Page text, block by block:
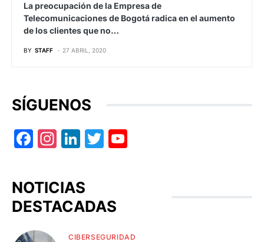
La preocupación de la Empresa de
Telecomunicaciones de Bogotá radica en el aumento
de los clientes que no…
BY STAFF 27 ABRIL, 2020
SÍGUENOS
Facebook
Instagram
LinkedIn
Twitter
NOTICIAS
DESTACADAS
CIBERSEGURIDAD